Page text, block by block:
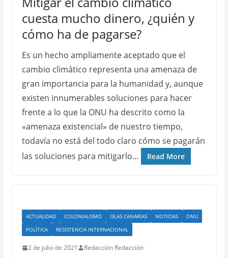
cuesta mucho dinero, ¿quién y
cómo ha de pagarse?
Es un hecho ampliamente aceptado que el
cambio climático representa una amenaza de
gran importancia para la humanidad y, aunque
existen innumerables soluciones para hacer
frente a lo que la ONU ha descrito como la
«amenaza existencial» de nuestro tiempo,
todavía no está del todo claro cómo se pagarán
las soluciones para mitigarlo…
Read More
ACTUALIDAD COLONIALISMO ISLAS CANARIAS NOTICIAS
ONU
POLÍTICA
RESISTENCIA INTERNACIONAL
2 de julio de 2021 Redacción Redacción